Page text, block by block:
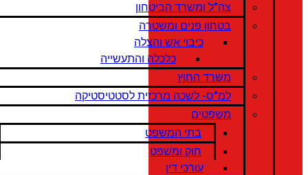
צה"ל ומשרד הביטחון
בטחון פנים ומשטרה
כיבוי אש והצלה
כלכלה והתעשייה
משרד החוץ
למ"ס- לשכה מרכזית לסטטיסטיקה
משפטים
בתי המשפט
חוק ומשפט
עורכי דין